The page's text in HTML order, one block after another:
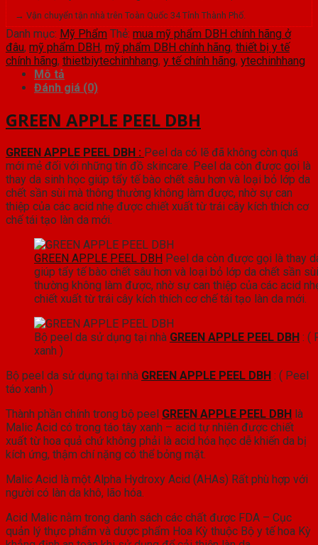
→ Vận chuyển tận nhà trên Toàn Quốc 34 Tỉnh Thành Phố.
Danh mục: Mỹ Phẩm Thẻ: mua mỹ phẩm DBH chính hãng ở
đâu, mỹ phẩm DBH, mỹ phẩm DBH chính hãng, thiết bị y tế
chính hãng, thietbiytechinhhang, y tế chính hãng, ytechinhhang
Mô tả
Đánh giá (0)
GREEN APPLE PEEL DBH
GREEN APPLE PEEL DBH : Peel da có lẽ đã không còn quá
mới mẻ đối với những tín đồ skincare. Peel da còn được gọi là
thay da sinh học giúp tẩy tế bào chết sâu hơn và loại bỏ lớp da
chết sần sùi mà thông thường không làm được, nhờ sự can
thiệp của các acid nhẹ được chiết xuất từ trái cây kích thích cơ
chế tái tạo làn da mới.
GREEN APPLE PEEL DBH Peel da còn được gọi là thay
giúp tẩy tế bào chết sâu hơn và loại bỏ lớp da chết sần
thường không làm được, nhờ sự can thiệp của các acid
chiết xuất từ trái cây kích thích cơ chế tái tạo làn da mới.
Bộ peel da sử dụng tại nhà GREEN APPLE PEEL DBH : (
xanh )
Bộ peel da sử dụng tại nhà GREEN APPLE PEEL DBH : ( Peel
táo xanh )
Thành phần chính trong bộ peel GREEN APPLE PEEL DBH là
Malic Acid có trong táo tây xanh – acid tự nhiên được chiết
xuất từ hoa quả chứ không phải là acid hóa học dễ khiến da bị
kích ứng, thậm chí nặng có thể bỏng mặt.
Malic Acid là một Alpha Hydroxy Acid (AHAs) Rất phù hợp với
người có làn da khô, lão hóa.
Acid Malic nằm trong danh sách các chất được FDA – Cục
quản lý thực phẩm và dược phẩm Hoa Kỳ thuộc Bộ y tế hoa Kỳ